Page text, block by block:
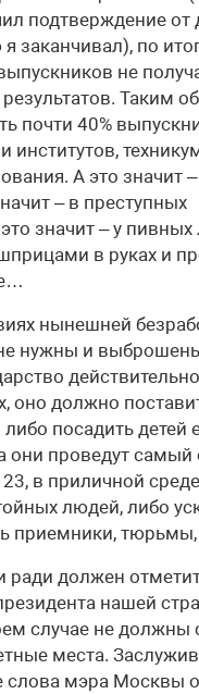
подтверждение от
заканчивал), по
не
Таким
почти 40%
институтов,
А это значит
– в преступных
значит – у пивных
в руках и
нынешней
нужны и
оно должно
посадить детей
они проведут
в приличной
людей, либо
приемники,
ради должен
нашей
случае не должны
места.
слова мэра Москвы о